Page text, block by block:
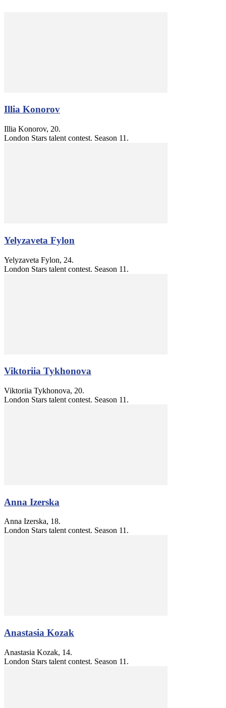
Illia Konorov
Illia Konorov, 20.
London Stars talent contest. Season 11.
Yelyzaveta Fylon
Yelyzaveta Fylon, 24.
London Stars talent contest. Season 11.
Viktoriia Tykhonova
Viktoriia Tykhonova, 20.
London Stars talent contest. Season 11.
Anna Izerska
Anna Izerska, 18.
London Stars talent contest. Season 11.
Anastasia Kozak
Anastasia Kozak, 14.
London Stars talent contest. Season 11.